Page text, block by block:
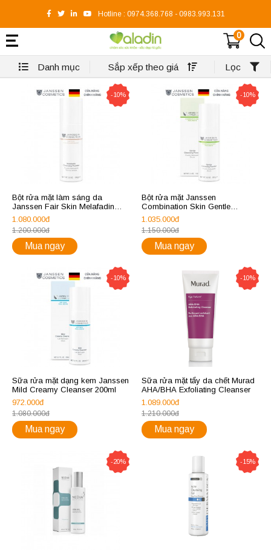
Hotline : 0974.368.768 - 0983.993.131
0
Danh mục Sắp xếp theo giá Lọc
-10%
Bột rửa mặt làm sáng da
Janssen Fair Skin Melafadin
Cleansing Powder 100ml
1.080.000đ
1.200.000đ
Mua ngay
-10%
Bột rửa mặt Janssen
Combination Skin Gentle
Cleansing Powder 100ml
1.035.000đ
1.150.000đ
Mua ngay
-10%
Sữa rửa mặt dạng kem Janssen
Mild Creamy Cleanser 200ml
972.000đ
1.080.000đ
Mua ngay
-10%
Sữa rửa mặt tẩy da chết Murad
AHA/BHA Exfoliating Cleanser
1.089.000đ
1.210.000đ
Mua ngay
-20% -15%